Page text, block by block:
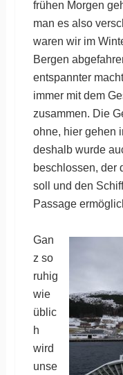
frühen Morgen
man es also
waren wir im
Bergen
entspannter
immer mit dem
zusammen. Die
ohne, hier gehen
deshalb wurde
beschlossen, der
soll und den
Passage
Gan
z so
ruhig
wie
üblic
h
wird
unse